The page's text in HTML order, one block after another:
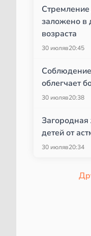
заложено в
возраста
30 июляв20:45
облегчает
30 июляв20:38
детей от
30 июляв20:34